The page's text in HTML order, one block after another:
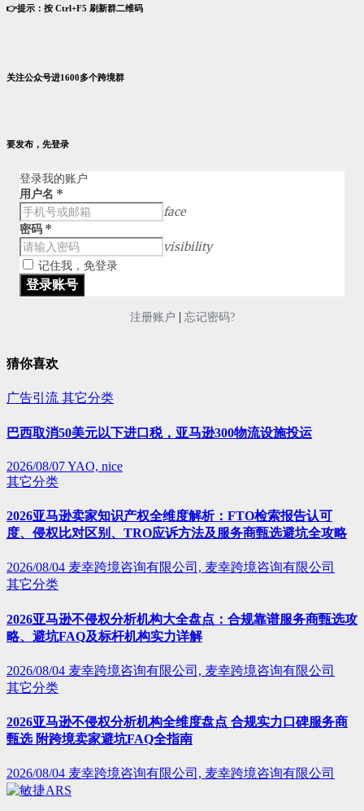
👉提示：按 Ctrl+F5 刷新群二维码
关注公众号进1600多个跨境群
要发布，先登录
登录我的账户
用户名 *
face
密码 *
visibility
记住我，免登录
注册账户 | 忘记密码?
猜你喜欢
广告引流 其它分类
巴西取消50美元以下进口税，亚马逊300物流设施投运
2026/08/07YAO, nice
其它分类
2026亚马逊卖家知识产权全维度解析：FTO检索报告认可
度、侵权比对区别、TRO应诉方法及服务商甄选避坑全攻略
2026/08/04 麦幸跨境咨询有限公司, 麦幸跨境咨询有限公司
其它分类
2026亚马逊不侵权分析机构大全盘点：合规靠谱服务商甄选攻
略、避坑FAQ及标杆机构实力详解
2026/08/04 麦幸跨境咨询有限公司, 麦幸跨境咨询有限公司
其它分类
2026亚马逊不侵权分析机构全维度盘点 合规实力口碑服务商
甄选 附跨境卖家避坑FAQ全指南
2026/08/04 麦幸跨境咨询有限公司, 麦幸跨境咨询有限公司